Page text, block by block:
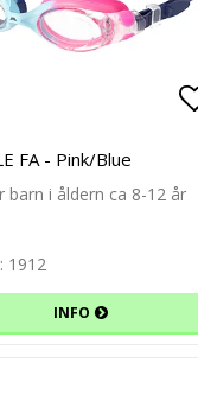
FA - Pink/Blue
barn i åldern ca 8-12 år
1912
INFO